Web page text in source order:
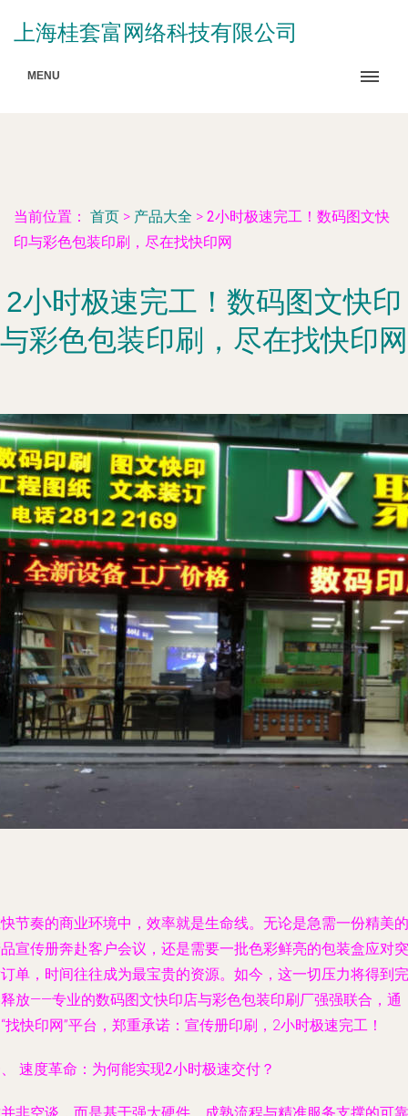
上海桂套富网络科技有限公司
MENU
当前位置： 首页 > 产品大全 > 2小时极速完工！数码图文快
印与彩色包装印刷，尽在找快印网
2小时极速完工！数码图文快印
与彩色包装印刷，尽在找快印网
节奏的商业环境中，效率就是生命线。无论是急需一份精美的
宣传册奔赴客户会议，还是需要一批色彩鲜亮的包装盒应对突
单，时间往往成为最宝贵的资源。如今，这一切压力将得到完
放——专业的数码图文快印店与彩色包装印刷厂强强联合，通
找快印网”平台，郑重承诺：宣传册印刷，2小时极速完工！
速度革命：为何能实现2小时极速交付？